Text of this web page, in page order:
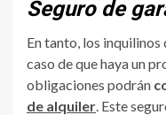
Seguro de
En tanto, los
caso de que haya un
obligaciones podrán
de alquiler . Este